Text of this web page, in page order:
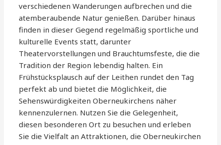
verschiedenen Wanderungen aufbrechen und die
atemberaubende Natur genießen. Darüber hinaus
finden in dieser Gegend regelmäßig sportliche und
kulturelle Events statt, darunter
Theatervorstellungen und Brauchtumsfeste, die die
Tradition der Region lebendig halten. Ein
Frühstücksplausch auf der Leithen rundet den Tag
perfekt ab und bietet die Möglichkeit, die
Sehenswürdigkeiten Oberneukirchens näher
kennenzulernen. Nutzen Sie die Gelegenheit,
diesen besonderen Ort zu besuchen und erleben
Sie die Vielfalt an Attraktionen, die Oberneukirchen